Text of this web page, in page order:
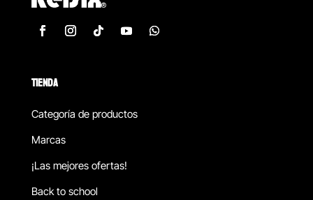
TIENDA
Categoría de productos
Marcas
¡Las mejores ofertas!
Back to school